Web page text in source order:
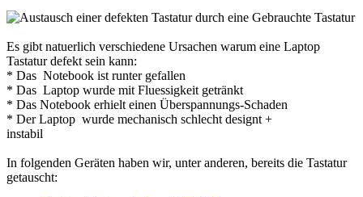
Es gibt natuerlich verschiedene Ursachen warum eine Laptop
Tastatur defekt sein kann:
* Das Notebook ist runter gefallen
* Das Laptop wurde mit Fluessigkeit getränkt
* Das Notebook erhielt einen Überspannungs-Schaden
* Der Laptop wurde mechanisch schlecht designt +
instabil
In folgenden Geräten haben wir, unter anderen, bereits die Tastatur
getauscht: